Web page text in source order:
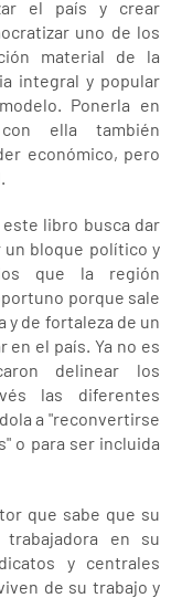
el país y crear
uno de los
material de la
integral y popular
Ponerla en
ella también
económico, pero
libro busca dar
un bloque político y
que la región
porque sale
y de fortaleza de un
el país. Ya no es
delinear los
las diferentes
a "reconvertirse
o para ser incluida
que sabe que su
en su
y centrales
de su trabajo y